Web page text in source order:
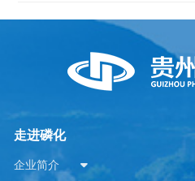
走进磷化
企业简介